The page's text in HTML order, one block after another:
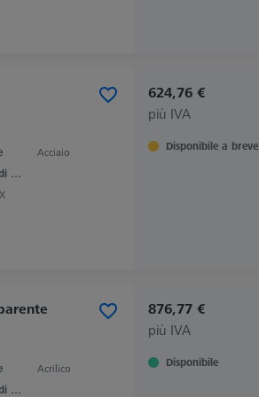
Acciaio
Sistema di misura
624,76 €
più IVA
Disponibile a breve
Acrilico
Sistema di misura
876,77 €
più IVA
Disponibile